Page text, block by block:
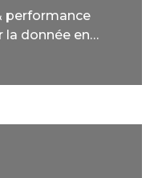
performance
la donnée en